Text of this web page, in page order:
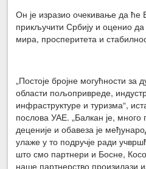
Он је изразио очекивање да ће
прикључити Србију и оценио да
мира, просперитета и
„Постоје бројне могућности за
области пољопривреде,
инфраструктуре и туризма“,
послова УАЕ. „Балкан је,
деценије и обавеза је
улаже у то подручје ради
што смо партнери и Босне,
наше партнерство произилази